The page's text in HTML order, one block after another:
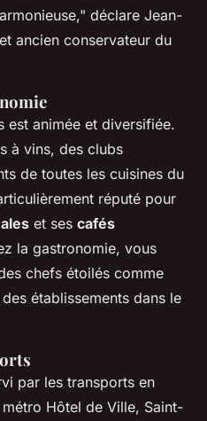
déclare Jean-
ancien conservateur du
est animée et diversifiée.
à vins, des clubs
de toutes les cuisines du
réputé pour
et ses cafés
la gastronomie, vous
chefs étoilés comme
établissements dans le
par les transports en
Hôtel de Ville, Saint-